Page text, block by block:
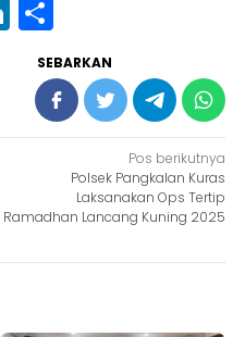
LinkedIn
SEBARKAN
Pos berikutnya
Polsek Pangkalan Kuras
Laksanakan Ops Tertip
Ramadhan Lancang Kuning 2025